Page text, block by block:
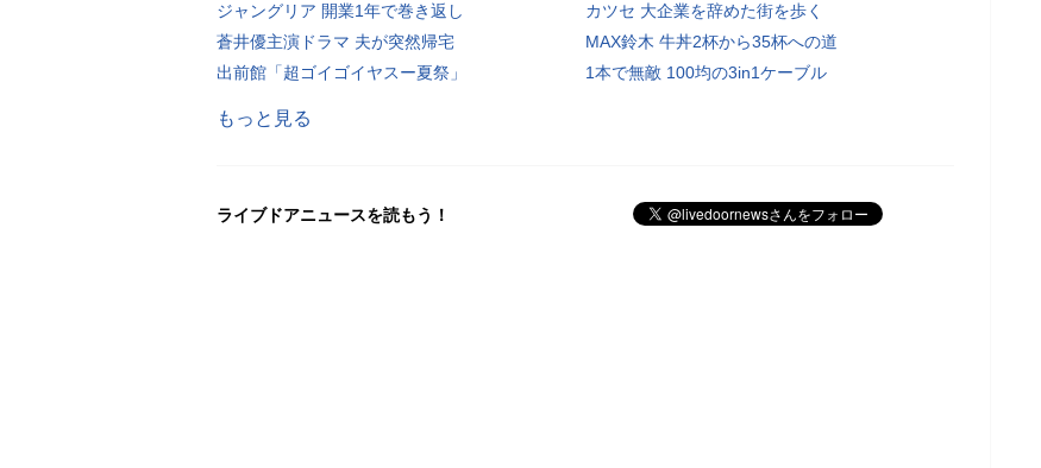
ジャングリア 開業1年で巻き返し
蒼井優主演ドラマ 夫が突然帰宅
出前館「超ゴイゴイヤスー夏祭」
カツセ 大企業を辞めた街を歩く
MAX鈴木 牛丼2杯から35杯への道
1本で無敵 100均の3in1ケーブル
もっと見る
ライブドアニュースを読もう！